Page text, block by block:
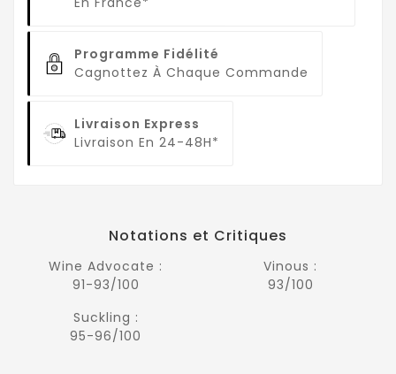
Programme Fidélité
Cagnottez À Chaque Commande
Livraison Express
Livraison En 24-48H*
Notations et Critiques
Wine Advocate :
91-93/100
Vinous :
93/100
Suckling :
95-96/100